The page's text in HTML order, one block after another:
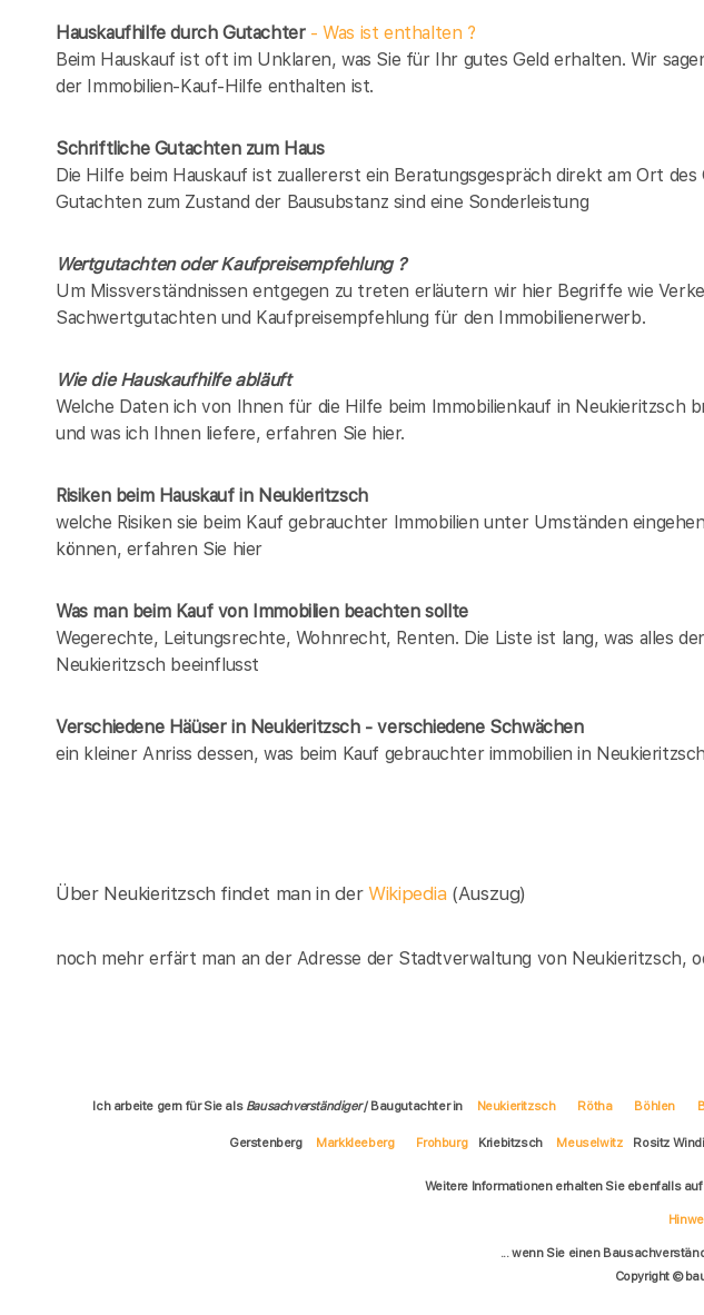
Hauskaufhilfe durch Gutachter- Was ist enthalten ?
Beim Hauskauf ist oft im Unklaren, was Sie für Ihr gutes Geld erhalten. Wir
der Immobilien-Kauf-Hilfe enthalten ist.
Schriftliche Gutachten zum Haus
Die Hilfe beim Hauskauf ist zuallererst ein Beratungsgespräch direkt am Ort
Gutachten zum Zustand der Bausubstanz sind eine Sonderleistung
Wertgutachten oder Kaufpreisempfehlung ?
Um Missverständnissen entgegen zu treten erläutern wir hier Begriffe wie
Sachwertgutachten und Kaufpreisempfehlung für den Immobilienerwerb.
Wie die Hauskaufhilfe abläuft
Welche Daten ich von Ihnen für die Hilfe beim Immobilienkauf in Neukieritzsch
und was ich Ihnen liefere, erfahren Sie hier.
Risiken beim Hauskaufin Neukieritzsch
welche Risiken sie beim Kauf gebrauchter Immobilien unter Umständen
können, erfahren Sie hier
Was man beim Kauf von Immobilien beachten sollte
Wegerechte, Leitungsrechte, Wohnrecht, Renten. Die Liste ist lang, was alles
Neukieritzsch beeinflusst
Verschiedene Häüser in Neukieritzsch - verschiedene Schwächen
ein kleiner Anriss dessen, was beim Kauf gebrauchter immobilien in
Über Neukieritzsch findet man in derWikipedia (Auszug)
noch mehr erfärt man an der Adresse der Stadtverwaltung von Neukieritzsch,
Ich arbeite gern für Sie als Bausachverständiger/ Baugutachter in Neukieritzsch Rötha Böhlen
Gerstenberg Markkleeberg Frohburg Kriebitzsch Meuselwitz Rositz
Weitere Informationen erhalten Sie ebenfalls auf
... wenn Sie einen
Copyright ©